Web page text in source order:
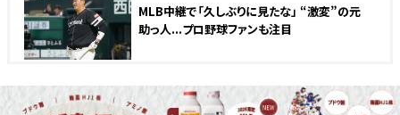
MLB中継で「久しぶりに見たな」 “激変”の元
助っ人...プロ野球ファンも注目